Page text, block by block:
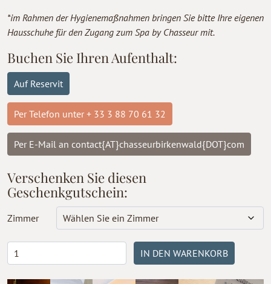
*im Rahmen der Hygienemaßnahmen bringen Sie bitte Ihre eigenen
Hausschuhe für den Zugang zum Spa by Chasseur mit.
Buchen Sie Ihren Aufenthalt:
Auf Reservit
Per Telefon unter + 33 3 88 70 61 32
Per E-Mail an contact{AT}chasseurbirkenwald{DOT}com
Verschenken Sie diesen
Geschenkgutschein:
Zimmer
und
Gourmet'
IN DEN WARENKORB